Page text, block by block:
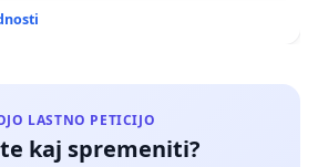
LASTNO PETICIJO
kaj spremeniti?